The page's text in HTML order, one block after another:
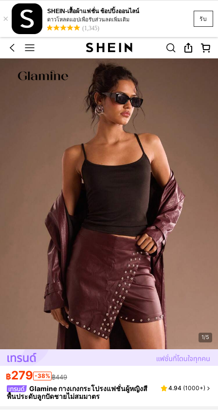
รับ
×
SHEIN-เสื้อผ้าแฟชั่น ช้อปปิ้งออนไลน์
ดาวโหลดแอปเพื่อรับส่วนลดเพิ่มเติม
(1,345)
1/5
฿279 -38% ฿449
Glamine กางเกงกระโปรงแฟชั่นผู้หญิงสี
พื้นประดับลูกปัดชายไม่สมมาตร
4.94 (1000+)